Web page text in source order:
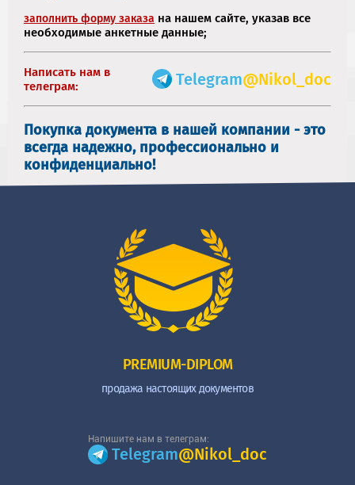
заполнить форму заказа на нашем сайте, указав все
необходимые анкетные данные;
Написать нам в
телеграм:
Telegram@Nikol_doc
Покупка документа в нашей компании - это
всегда надежно, профессионально и
конфиденциально!
PREMIUM-DIPLOM
продажа настоящих документов
Напишите нам в телеграм:
Telegram@Nikol_doc